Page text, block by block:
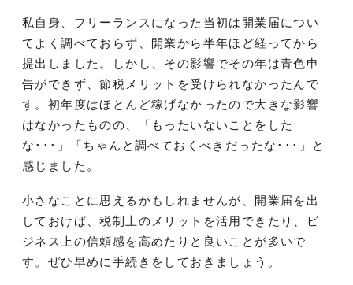
私自身、フリーランスになった当初は開業届につい
てよく調べておらず、開業から半年ほど経ってから
提出しました。しかし、その影響でその年は青色申
告ができず、節税メリットを受けられなかったんで
す。初年度はほとんど稼げなかったので大きな影響
はなかったものの、「もったいないことをした
な･･･」「ちゃんと調べておくべきだったな･･･」と
感じました。
小さなことに思えるかもしれませんが、開業届を出
しておけば、税制上のメリットを活用できたり、ビ
ジネス上の信頼感を高めたりと良いことが多いで
す。ぜひ早めに手続きをしておきましょう。